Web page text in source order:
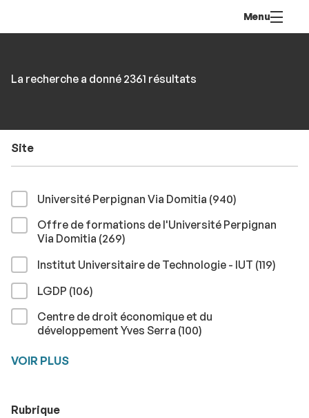
contenu
Menu
par
La recherche a donné 2361 résultats
Site
Université Perpignan Via Domitia (940résultats
)
Offre de formations de l'Université Perpignan
Via Domitia (269résultats
)
Institut Universitaire de Technologie - IUT (119)
LGDP (106résultats
)
Centre de droit économique et du
développement Yves Serra (100résultats
)
VOIR PLUS
Rubrique